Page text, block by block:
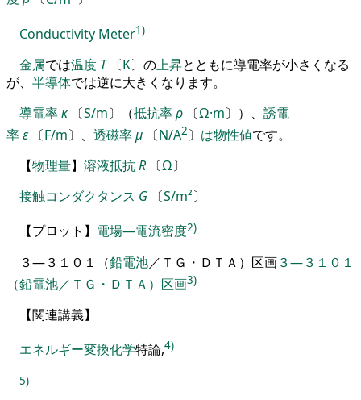
Conductivity Meter1)
金属では温度 T〔K〕 の上昇と と もに導電率が小さくなる
が、 半導体では逆に大きくなります。
導電率κ 〔S/m〕 （抵抗率ρ 〔Ω·m〕 ） 、 誘電
率ε〔F/m〕 、 透磁率μ 〔N/A2〕 は物性値です。
【物理量】 溶液抵抗R 〔Ω〕
接触コンダクタンス G 〔S/m²〕
【プロ ッ ト 】 電場―電流密度2)
３―３１０１ （鉛電池／ ＴＧ ・ ＤＴＡ ） 区画３―３１０１
（鉛電池／ＴＧ・ＤＴＡ）区画3)
【関連講義】
エネルギー変換化学特論,4)
5)